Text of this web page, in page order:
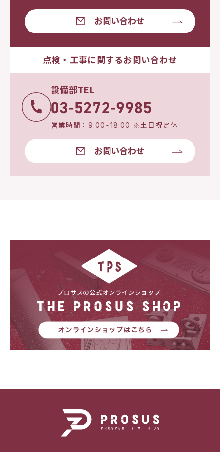
お問い合わせ
点検・工事に関するお問い合わせ
設備部TEL
営業時間：9:00~18:00 ※土日祝定休
お問い合わせ